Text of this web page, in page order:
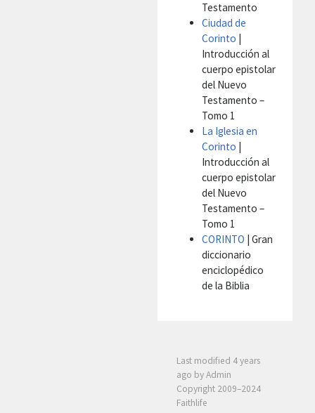
Testamento
Ciudad de
Corinto
Introducción al
cuerpo epistolar
del Nuevo
Testamento –
Tomo 1
La Iglesia en
Corinto
Introducción al
cuerpo epistolar
del Nuevo
Testamento –
Tomo 1
CORINTO | Gran
diccionario
enciclopédico
de la Biblia
Last modified 4 years
ago by Admin
Copyright 2009–2024
Faithlife